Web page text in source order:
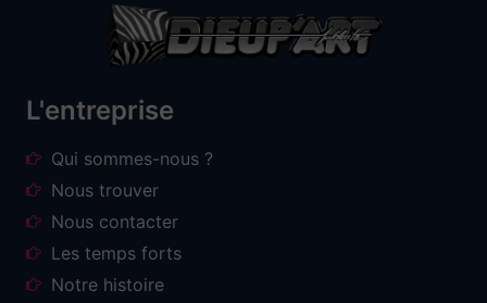
L'entreprise
Qui sommes-nous ?
Nous trouver
Nous contacter
Les temps forts
Notre histoire